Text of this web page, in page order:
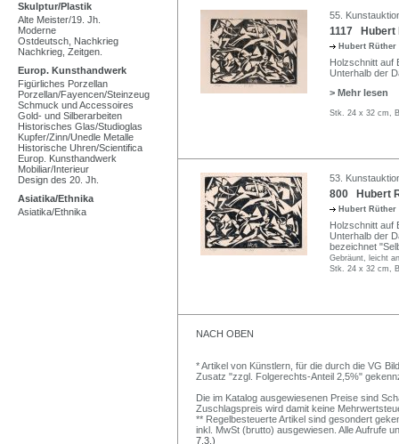
Skulptur/Plastik
Alte Meister/19. Jh.
Moderne
Ostdeutsch, Nachkrieg
Nachkrieg, Zeitgen.
Europ. Kunsthandwerk
Figürliches Porzellan
Porzellan/Fayencen/Steinzeug
Schmuck und Accessoires
Gold- und Silberarbeiten
Historisches Glas/Studioglas
Kupfer/Zinn/Unedle Metalle
Historische Uhren/Scientifica
Europ. Kunsthandwerk
Mobiliar/Interieur
Design des 20. Jh.
Asiatika/Ethnika
Asiatika/Ethnika
55.
1117 Hubert
Hubert Rüther
Holzschnitt auf
Unterhalb der
> Mehr lesen
Stk. 24 x 32 cm,
53.
800 Hubert
Hubert Rüther
Holzschnitt auf
Unterhalb der
bezeichnet
Gebräunt, leicht
Stk. 24 x 32 cm,
NACH OBEN
* Artikel von Künstlern, für die durch die VG
Zusatz "zzgl. Folgerechts-Anteil 2,5%"
Die im Katalog ausgewiesenen Preise sind
Zuschlagspreis wird damit keine
** Regelbesteuerte Artikel sind gesondert
inkl. MwSt (brutto) ausgewiesen. Alle Aufrufe
7.3.)